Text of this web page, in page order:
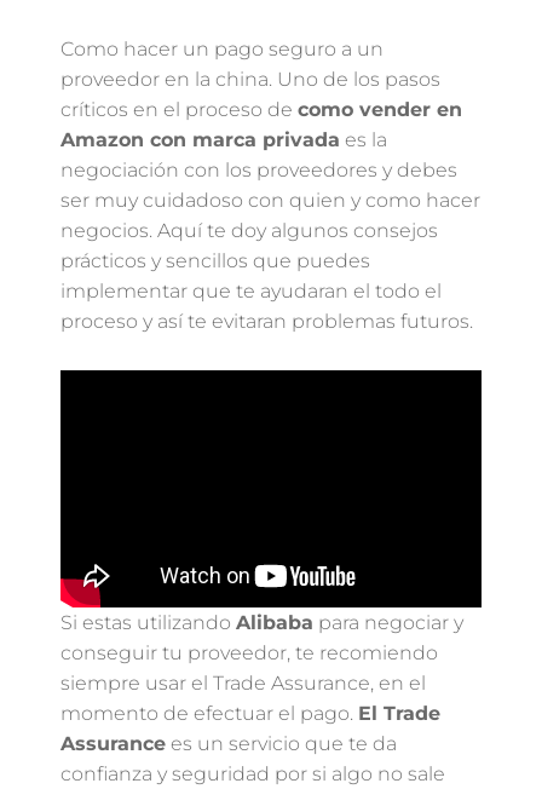
Como hacer un pago seguro a un
proveedor en la china. Uno de los pasos
críticos en el proceso de como vender en
Amazon con marca privada es la
negociación con los proveedores y debes
ser muy cuidadoso con quien y como hacer
negocios. Aquí te doy algunos consejos
prácticos y sencillos que puedes
implementar que te ayudaran el todo el
proceso y así te evitaran problemas futuros.
Si estas utilizando Alibaba para negociar y
conseguir tu proveedor, te recomiendo
siempre usar el Trade Assurance, en el
momento de efectuar el pago. El Trade
Assurance es un servicio que te da
confianza y seguridad por si algo no sale